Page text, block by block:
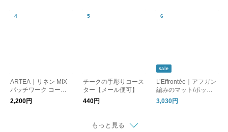
ARTEA｜リネン MIX
パッチワーク コース
ター４枚セット 【ギ
フト贈り物】【プレゼ
2,200円
チークの手彫りコース
ター【メール便可】
440円
sale
L’Effrontée｜アフガン
編みのマット/ポット
マット
3,030円
もっと見る